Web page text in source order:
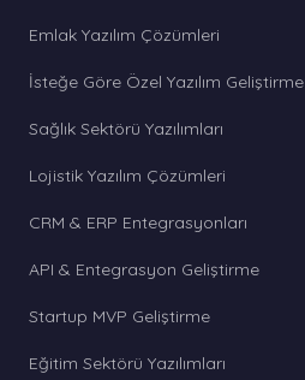
Emlak Yazılım Çözümleri
İsteğe Göre Özel Yazılım Geliştirme
Sağlık Sektörü Yazılımları
Lojistik Yazılım Çözümleri
CRM & ERP Entegrasyonları
API & Entegrasyon Geliştirme
Startup MVP Geliştirme
Eğitim Sektörü Yazılımları